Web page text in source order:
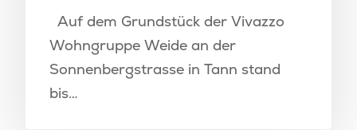
Auf dem Grundstück der Vivazzo
Wohngruppe Weide an der
Sonnenbergstrasse in Tann stand
bis…
Zentralküche
Rosengarten
Wohnen Plus
Newsletter
Kontakt